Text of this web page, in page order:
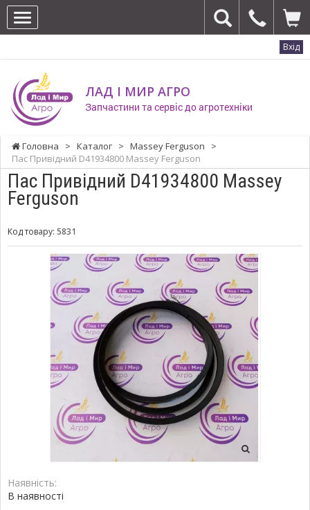
Вхід
ЛАД І МИР АГРО
Запчастини та сервіс до агротехніки
Головна > Каталог > Massey Ferguson
>
Пас Привідний D41934800 Massey Ferguson
Пас Привідний D41934800 Massey
Ferguson
Код товару: 5831
Наявність:
В наявності